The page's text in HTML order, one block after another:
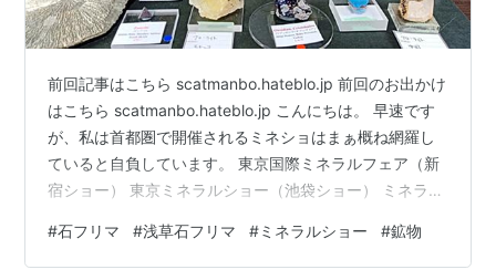
前回記事はこちら scatmanbo.hateblo.jp 前回のお出かけ
はこちら scatmanbo.hateblo.jp こんにちは。 早速です
が、私は首都圏で開催されるミネショはまぁ概ね網羅し
ていると自負しています。 東京国際ミネラルフェア（新
宿ショー） 東京ミネラルショー（池袋ショー） ミネラル
等・・・。
#石フリマ #浅草石フリマ #ミネラルショー #鉱物